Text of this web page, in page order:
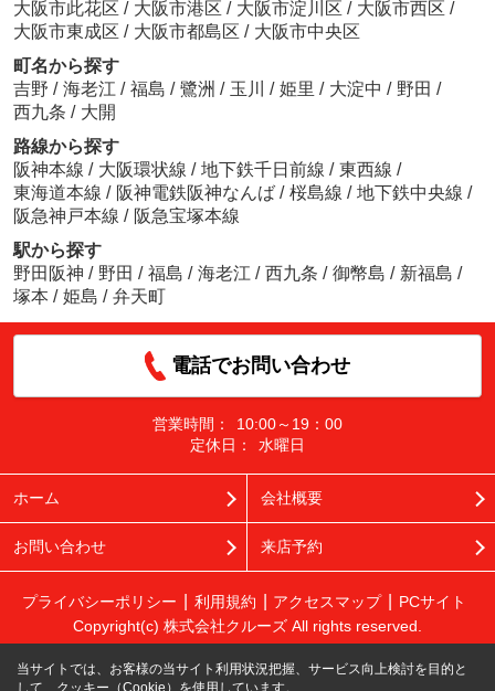
大阪市此花区 / 大阪市港区 / 大阪市淀川区 / 大阪市西区 /
大阪市東成区 / 大阪市都島区 / 大阪市中央区
町名から探す
吉野 / 海老江 / 福島 / 鷺洲 / 玉川 / 姫里 / 大淀中 / 野田 /
西九条 / 大開
路線から探す
阪神本線 / 大阪環状線 / 地下鉄千日前線 / 東西線 /
東海道本線 / 阪神電鉄阪神なんば / 桜島線 / 地下鉄中央線 /
阪急神戸本線 / 阪急宝塚本線
駅から探す
野田阪神 / 野田 / 福島 / 海老江 / 西九条 / 御幣島 / 新福島 /
塚本 / 姫島 / 弁天町
電話でお問い合わせ
営業時間：
10:00～19：00
定休日：
水曜日
ホーム 会社概要
お問い合わせ 来店予約
プライバシーポリシー 利用規約 アクセスマップ
PCサイト
Copyright(c) 株式会社クルーズ All rights reserved.
当サイトでは、お客様の当サイト利用状況把握、サービス向上検討を目的と
して、クッキー（Cookie）を使用しています。